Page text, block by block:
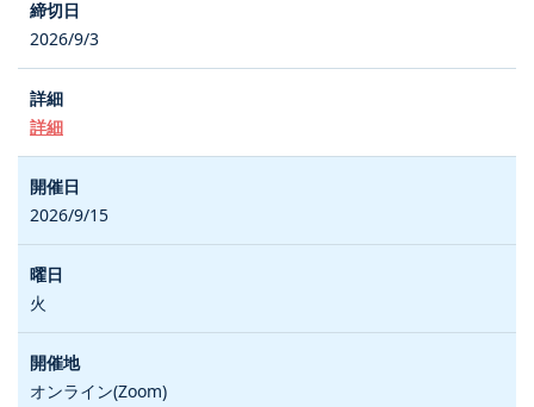
2026/9/3
詳細
2026/9/15
火
オンライン(Zoom)